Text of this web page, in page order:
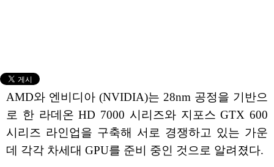
AMD와 엔비디아 (NVIDIA)는 28nm 공정을 기반으
로 한 라데온 HD 7000 시리즈와 지포스 GTX 600
시리즈 라인업을 구축해 서로 경쟁하고 있는 가운
데 각각 차세대 GPU를 준비 중인 것으로 알려졌다.